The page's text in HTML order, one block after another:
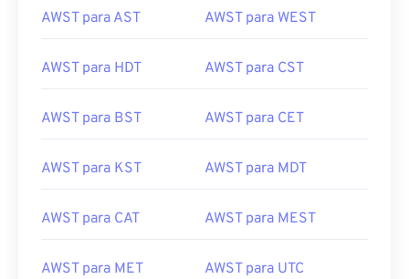
AWST para AST AWST para WEST
AWST para HDT AWST para CST
AWST para BST AWST para CET
AWST para KST AWST para MDT
AWST para CAT AWST para MEST
AWST para MET AWST para UTC